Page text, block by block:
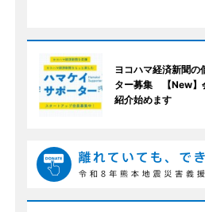
ヨコハマ経済新聞の
ター募集 【New】
紹介始めます